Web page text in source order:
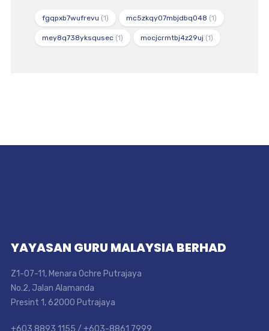
fgqpxb7wufrevu (1) mc5zkqy07mbjdbq048 (1)
mey8q738yksqusec(1) mocjcrmtbj4z29uj(1)
YAYASAN GURU MALAYSIA BERHAD
Z1-07-11, Menara Ochre Putrajaya
No.2, Jalan Alamanda
Presint 1, 62000 Putrajaya